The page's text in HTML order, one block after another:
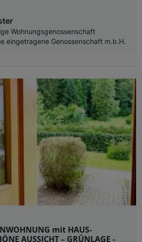
Wohnungsgenossenschaft
eingetragene Genossenschaft m.b.H.
mit HAUS-
AUSSICHT – GRÜNLAGE -